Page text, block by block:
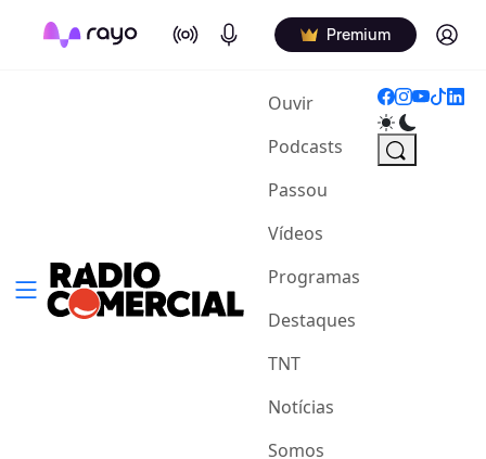
On Air Podcasts Premium Log in
Ouvir(current)
Podcasts
Passou
Vídeos
Programas
Destaques
TNT
Notícias
Somos